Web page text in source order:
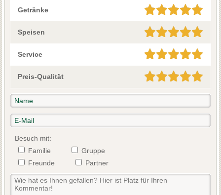
Getränke
Speisen
Service
Preis-Qualität
Besuch mit:
Familie
Gruppe
Freunde
Partner